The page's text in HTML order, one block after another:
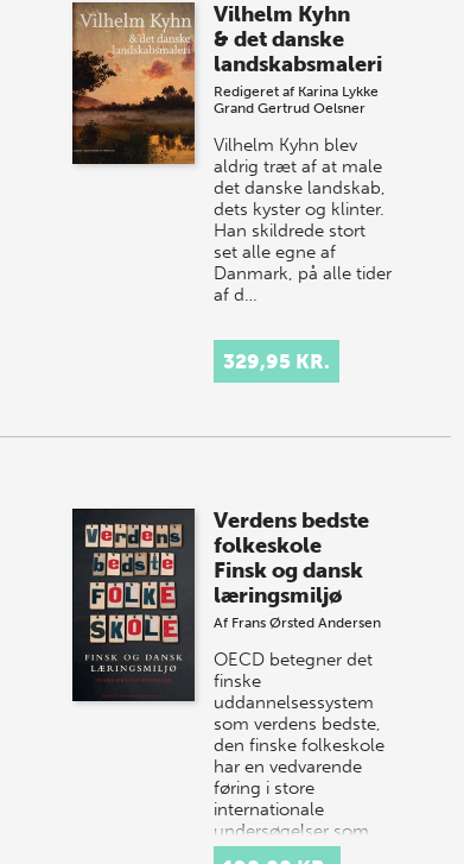
Vilhelm Kyhn
& det danske
landskabsmaleri
Redigeret af Karina Lykke
Grand Gertrud Oelsner
Vilhelm Kyhn blev
aldrig træt af at male
det danske landskab,
dets kyster og klinter.
Han skildrede stort
set alle egne af
Danmark, på alle tider
af d…
329,95 KR.
Verdens bedste
folkeskole
Finsk og dansk
læringsmiljø
Af Frans Ørsted Andersen
OECD betegner det
finske
uddannelsessystem
som verdens bedste,
den finske folkeskole
har en vedvarende
føring i store
internationale
undersøgelser som…